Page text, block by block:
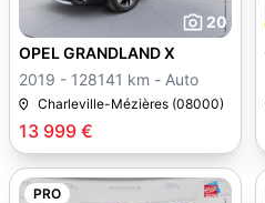
20
13 999 €
OPEL GRANDLAND X
2019 - 128141 km - Auto
Charleville-Mézières (08000)
PRO